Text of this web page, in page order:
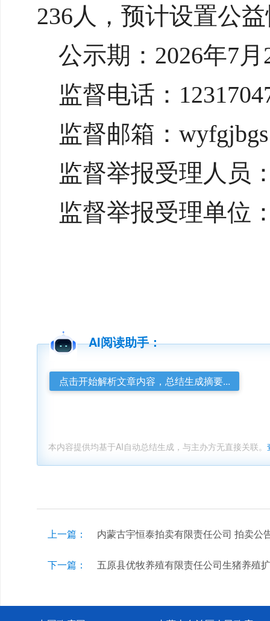
236人，预计设置公
公示期：2026年7
监督电话：
监督邮箱：
监督举报受理人员
监督举报受理单位
AI阅读助手：
点击开始解析文章内容，总结生成摘要...
本内容提供均基于AI自动总结生成，与主办方无直接关联。
上一篇： 内蒙古宇恒泰拍卖有限责任公司 拍卖公
下一篇： 五原县优牧养殖有限责任公司生猪养殖